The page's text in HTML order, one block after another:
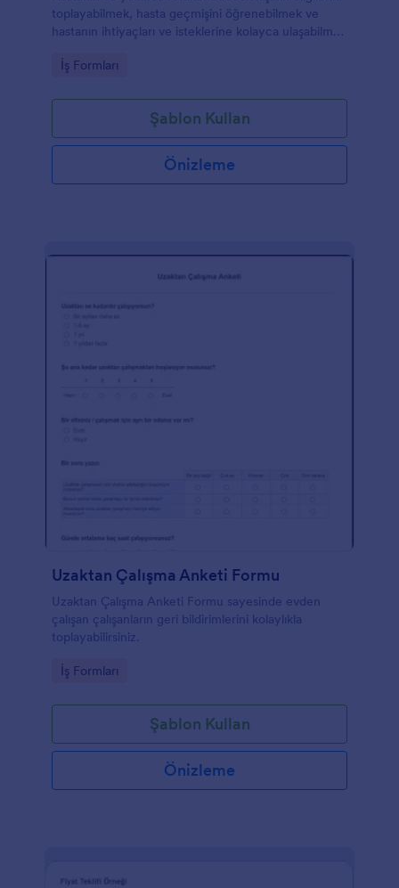
toplayabilmek, hasta geçmişini öğrenebilmek ve
hastanın ihtiyaçları ve isteklerine kolayca ulaşabilmek
Go to Category:
İş Formları
Şablon Kullan
Önizleme
Uzaktan Çalışma Anketi Formu
Uzaktan Çalışma Anketi Formu sayesinde evden
çalışan çalışanların geri bildirimlerini kolaylıkla
toplayabilirsiniz.
Go to Category:
İş Formları
Şablon Kullan
Önizleme